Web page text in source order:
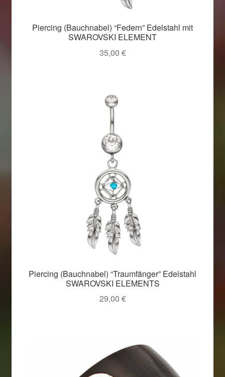
Piercing (Bauchnabel) “Federn” Edelstahl mit
SWAROVSKI ELEMENT
35,00 €
Piercing (Bauchnabel) “Traumfänger” Edelstahl
SWAROVSKI ELEMENTS
29,00 €